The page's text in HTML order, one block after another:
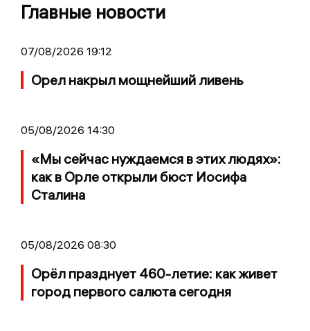
Главные новости
07/08/2026 19:12
Орел накрыл мощнейший ливень
05/08/2026 14:30
«Мы сейчас нуждаемся в этих людях»:
как в Орле открыли бюст Иосифа
Сталина
05/08/2026 08:30
Орёл празднует 460-летие: как живет
город первого салюта сегодня